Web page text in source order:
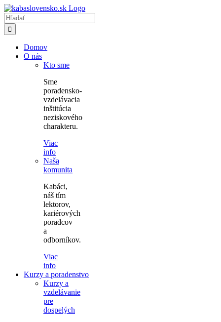
Skip
to
content
Hľadať:
Domov
O nás
Kto sme
Sme
poradensko-
vzdelávacia
inštitúcia
neziskového
charakteru.
Viac
info
Naša
komunita
Kabáci,
náš tím
lektorov,
kariérových
poradcov
a
odborníkov.
Viac
info
Kurzy a poradenstvo
Kurzy a
vzdelávanie
pre
dospelých